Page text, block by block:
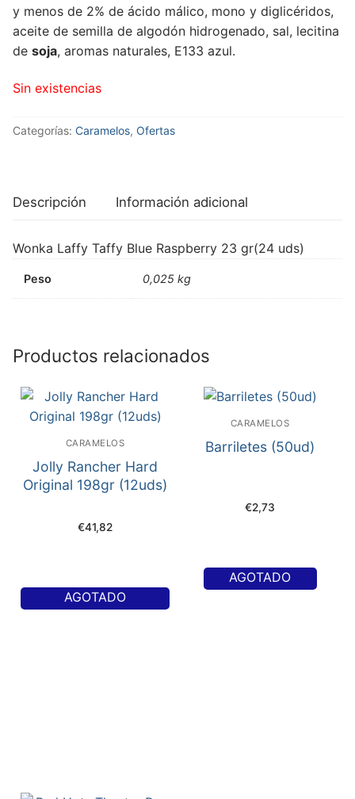
y menos de 2% de ácido málico, mono y diglicéridos,
aceite de semilla de algodón hidrogenado, sal, lecitina
de soja, aromas naturales, E133 azul.
Sin existencias
Categorías: Caramelos, Ofertas
Descripción Información adicional
Wonka Laffy Taffy Blue Raspberry 23 gr(24 uds)
Peso 0,025 kg
Productos relacionados
CARAMELOS
Jolly Rancher Hard
Original 198gr (12uds)
€41,82
AGOTADO
CARAMELOS
Barriletes (50ud)
€2,73
AGOTADO